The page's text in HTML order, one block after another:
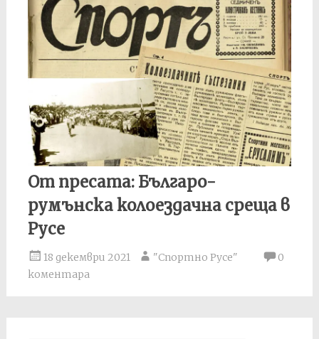
От пресата: Българо-
румънска колоездачна среща в
Русе
18 декември 2021 "Спортно Русе"
0
коментара